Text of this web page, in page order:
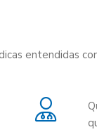
entendidas